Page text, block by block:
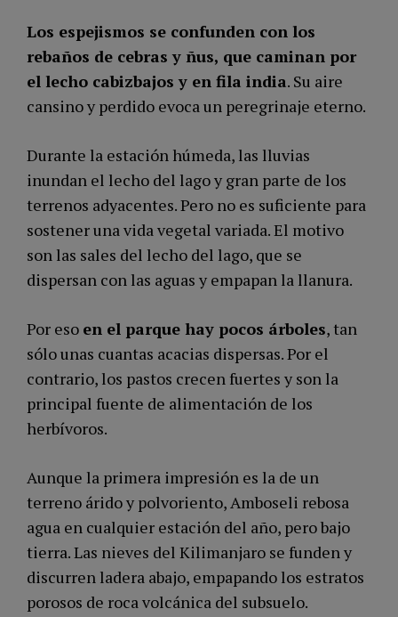
Los espejismos se confunden con los
rebaños de cebras y ñus, que caminan por
el lecho cabizbajos y en fila india. Su aire
cansino y perdido evoca un peregrinaje eterno.
Durante la estación húmeda, las lluvias
inundan el lecho del lago y gran parte de los
terrenos adyacentes. Pero no es suficiente para
sostener una vida vegetal variada. El motivo
son las sales del lecho del lago, que se
dispersan con las aguas y empapan la llanura.
Por eso en el parque hay pocos árboles, tan
sólo unas cuantas acacias dispersas. Por el
contrario, los pastos crecen fuertes y son la
principal fuente de alimentación de los
herbívoros.
Aunque la primera impresión es la de un
terreno árido y polvoriento, Amboseli rebosa
agua en cualquier estación del año, pero bajo
tierra. Las nieves del Kilimanjaro se funden y
discurren ladera abajo, empapando los estratos
porosos de roca volcánica del subsuelo.